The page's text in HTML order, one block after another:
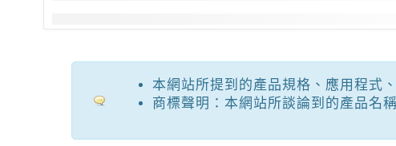
本網站所提到的產品規格、應用程式
商標聲明：本網站所談論到的產品名